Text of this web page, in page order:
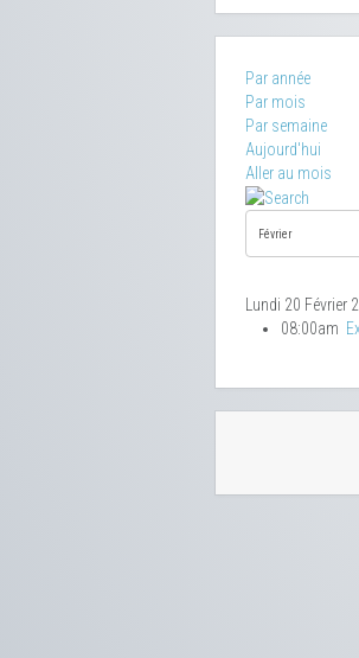
Par année
Par mois
Par semaine
Aujourd'hui
Aller au mois
Lundi 20 Février
08:00am